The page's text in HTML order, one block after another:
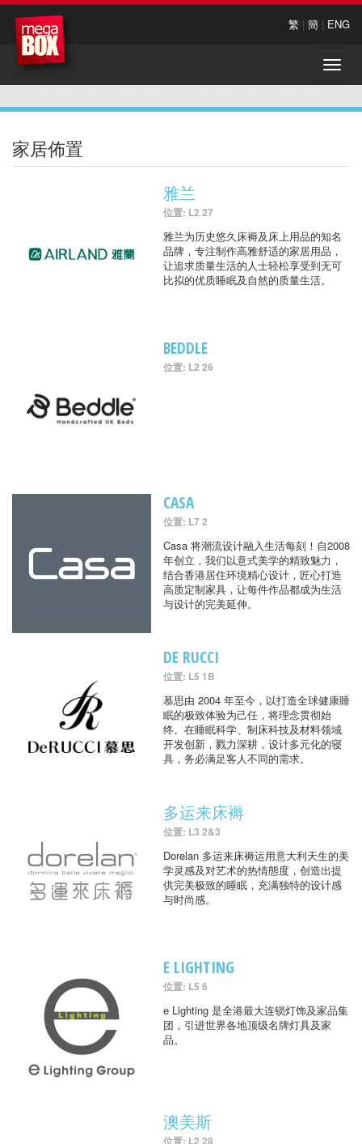
繁 | 簡 | ENG
Toggle
家居佈置
雅兰
位置: L2 27
雅兰为历史悠久床褥及床上用品的知名
品牌，专注制作高雅舒适的家居用品，
让追求质量生活的人士轻松享受到无可
比拟的优质睡眠及自然的质量生活。
BEDDLE
位置: L2 26
CASA
位置: L7 2
Casa 将潮流设计融入生活每刻！自2008
年创立，我们以意式美学的精致魅力，
结合香港居住环境精心设计，匠心打造
高质定制家具，让每件作品都成为生活
与设计的完美延伸。
DE RUCCI
位置: L5 1B
慕思由 2004 年至今，以打造全球健康睡
眠的极致体验为己任，将理念贯彻始
终。在睡眠科学、制床科技及材料领域
开发创新，戮力深耕，设计多元化的寝
具，务必满足客人不同的需求。
多运来床褥
位置: L3 2&3
Dorelan 多运来床褥运用意大利天生的美
学灵感及对艺术的热情態度，创造出提
供完美极致的睡眠，充满独特的设计感
与时尚感。
E LIGHTING
位置: L5 6
e Lighting 是全港最大连锁灯饰及家品集
团，引进世界各地顶级名牌灯具及家
品。
澳美斯
位置: L2 28